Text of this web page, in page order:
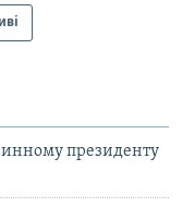
президенту